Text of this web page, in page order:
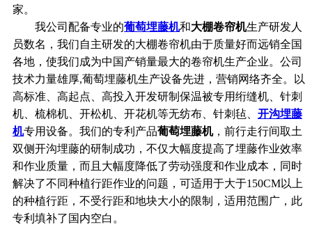
家。
我公司配备专业的葡萄埋藤机和大棚卷帘机生产研发人
员数名，我们自主研发的大棚卷帘机由于质量好而远销全国
各地，使我们成为中国产销量最大的卷帘机生产企业。公司
技术力量雄厚,葡萄埋藤机生产设备先进，营销网络齐全。以
高标准、高起点、高投入开发研制保温被专用绗缝机、针刺
机、梳棉机、开松机、开花机等无纺布、针刺毡、 开沟埋藤
机专用设备。我们的专利产品葡萄埋藤机，前行走行间取土
双侧开沟埋藤的研制成功，不仅大幅度提高了埋藤作业效率
和作业质量，而且大幅度降低了劳动强度和作业成本，同时
解决了不同种植行距作业的问题，可适用于大于150CM以上
的种植行距，不受行距和地块大小的限制，适用范围广，此
专利填补了国内空白。